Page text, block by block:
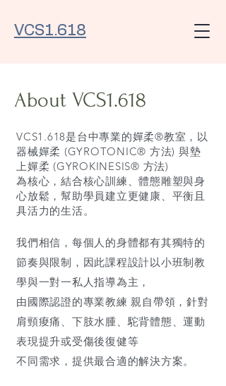
VCS1.618
About VCS1.618
VCS1.618是台中專業的嬋柔®教室，以
器械嬋柔 (GYROTONIC® 方法) 與墊
上嬋柔 (GYROKINESIS® 方法)
為核心 ，結合核心訓練、體態雕塑與身
心放鬆，幫助學員建立更健康、平衡且
具活力的生活。
我們相信，每個人的身體都有其獨特的
節奏與限制，因此課程設計以小班制教
學與一對一私人指導為主，
由國際認證的專業教練 親自帶領，針對
肩頸痠痛、下肢水腫、駝背體態、運動
表現提升或受傷後復健等
不同需求，提供最合適的解決方案。